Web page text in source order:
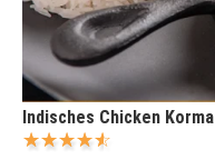
Indisches Chicken Korma